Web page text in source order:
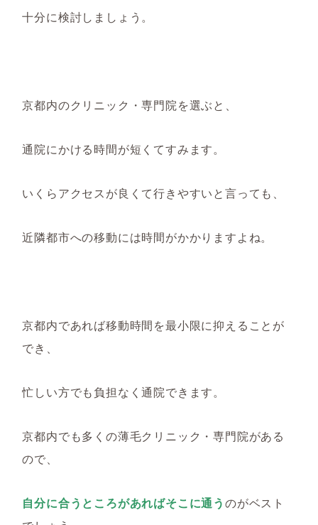
十分に検討しましょう。
京都内のクリニック・専門院を選ぶと、
通院にかける時間が短くてすみます。
いくらアクセスが良くて行きやすいと言っても、
近隣都市への移動には時間がかかりますよね。
京都内であれば移動時間を最小限に抑えることが
でき、
忙しい方でも負担なく通院できます。
京都内でも多くの薄毛クリニック・専門院がある
ので、
自分に合うところがあればそこに通うのがベスト